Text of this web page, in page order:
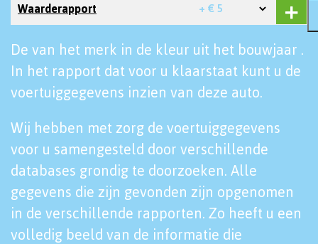
Waarderapport + € 5
De van het merk in de kleur uit het bouwjaar .
In het rapport dat voor u klaarstaat kunt u de
voertuiggegevens inzien van deze auto.
Wij hebben met zorg de voertuiggegevens
voor u samengesteld door verschillende
databases grondig te doorzoeken. Alle
gegevens die zijn gevonden zijn opgenomen
in de verschillende rapporten. Zo heeft u een
volledig beeld van de informatie die